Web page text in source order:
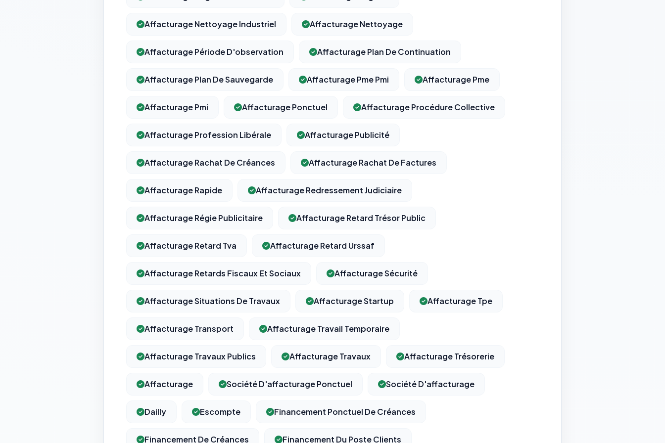
Affacturage Nettoyage Industriel Affacturage Nettoyage
Affacturage Période D'observation Affacturage Plan De Continuation
Affacturage Plan De Sauvegarde Affacturage Pme Pmi Affacturage Pme
Affacturage Pmi Affacturage Ponctuel Affacturage Procédure Collective
Affacturage Profession Libérale Affacturage Publicité
Affacturage Rachat De Créances Affacturage Rachat De Factures
Affacturage Rapide Affacturage Redressement Judiciaire
Affacturage Régie Publicitaire Affacturage Retard Trésor Public
Affacturage Retard Tva Affacturage Retard Urssaf
Affacturage Retards Fiscaux Et Sociaux Affacturage Sécurité
Affacturage Situations De Travaux Affacturage Startup Affacturage Tpe
Affacturage Transport Affacturage Travail Temporaire
Affacturage Travaux Publics Affacturage Travaux Affacturage Trésorerie
Affacturage Société D'affacturage Ponctuel Société D'affacturage
Dailly Escompte Financement Ponctuel De Créances
Financement De Créances Financement Du Poste Clients